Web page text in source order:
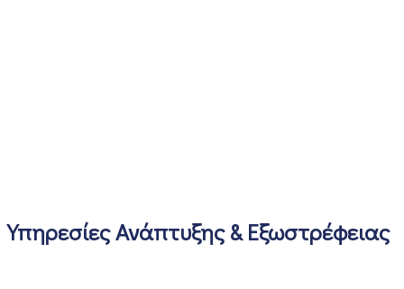
Υπηρεσίες Ανάπτυξης & Εξωστρέφειας